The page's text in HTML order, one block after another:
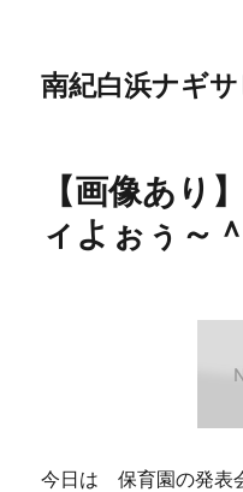
南紀白浜ナギ
【画像あ
ィよぉぅ～
今日は 保育園の発表